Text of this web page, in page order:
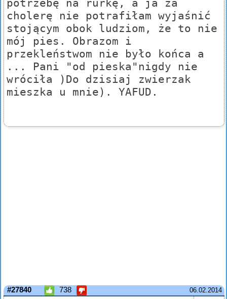
potrzebę na rurkę, a ja za
cholerę nie potrafiłam wyjaśnić
stojącym obok ludziom, że to nie
mój pies. Obrazom i
przekleństwom nie było końca a
... Pani "od pieska"nigdy nie
wróciła )Do dzisiaj zwierzak
mieszka u mnie). YAFUD.
06.02.2014
#27840 738